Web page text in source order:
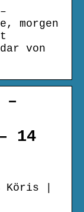
morgen
von
–
14
Köris |